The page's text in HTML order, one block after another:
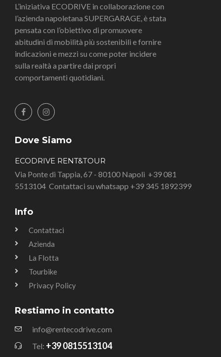
L’iniziativa ECODRIVE in collaborazione con
l’azienda napoletana SUPERGARAGE, è stata
pensata con l’obiettivo di promuovere
abitudini di mobilità più sostenibili e fornire
indicazioni e mezzi su come poter incidere
sulla realtà a partire dai propri
comportamenti quotidiani.
Dove Siamo
ECODRIVE RENT&TOUR
Via Ponte di Tappia, 67 - 80100 Napoli +39 081
5513104 Contattaci su whatsapp +39 345 1892399
Info
Contattaci
Azienda
La Flotta
Tourbike
Privacy Policy
Restiamo in contatto
info@rentecodrive.com
Tel: +39 0815513104